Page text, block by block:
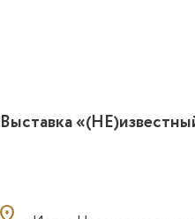
Выставка